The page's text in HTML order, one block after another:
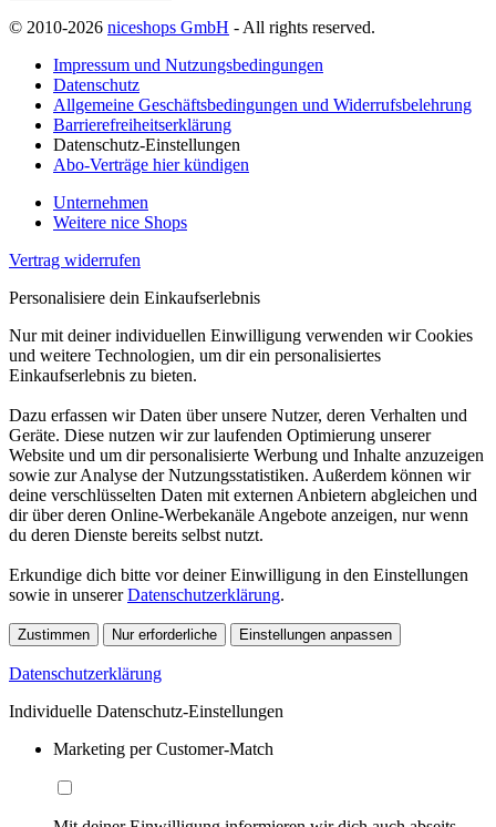
© 2010-2026 niceshops GmbH - All rights reserved.
Impressum und Nutzungsbedingungen
Datenschutz
Allgemeine Geschäftsbedingungen und Widerrufsbelehrung
Barrierefreiheitserklärung
Datenschutz-Einstellungen
Abo-Verträge hier kündigen
Unternehmen
Weitere nice Shops
Vertrag widerrufen
Personalisiere dein Einkaufserlebnis
Nur mit deiner individuellen Einwilligung verwenden wir Cookies
und weitere Technologien, um dir ein personalisiertes
Einkaufserlebnis zu bieten.
Dazu erfassen wir Daten über unsere Nutzer, deren Verhalten und
Geräte. Diese nutzen wir zur laufenden Optimierung unserer
Website und um dir personalisierte Werbung und Inhalte anzuzeigen
sowie zur Analyse der Nutzungsstatistiken. Außerdem können wir
deine verschlüsselten Daten mit externen Anbietern abgleichen und
dir über deren Online-Werbekanäle Angebote anzeigen, nur wenn
du deren Dienste bereits selbst nutzt.
Erkundige dich bitte vor deiner Einwilligung in den Einstellungen
sowie in unsererDatenschutzerklärung.
Zustimmen Nur erforderliche Einstellungen anpassen
Datenschutzerklärung
Individuelle Datenschutz-Einstellungen
Marketing per Customer-Match